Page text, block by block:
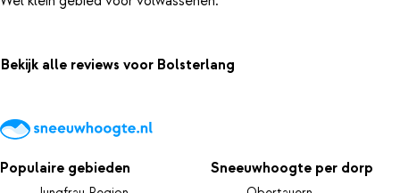
Bekijk alle reviews voor Bolsterlang
Populaire gebieden Sneeuwhoogte per dorp